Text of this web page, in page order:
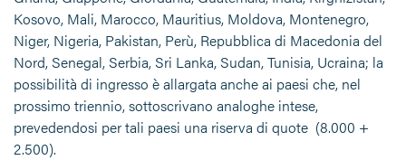
Kosovo, Mali, Marocco, Mauritius, Moldova, Montenegro,
Niger, Nigeria, Pakistan, Perù, Repubblica di Macedonia del
Nord, Senegal, Serbia, Sri Lanka, Sudan, Tunisia, Ucraina; la
possibilità di ingresso è allargata anche ai paesi che, nel
prossimo triennio, sottoscrivano analoghe intese,
prevedendosi per tali paesi una riserva di quote (8.000 +
2.500).